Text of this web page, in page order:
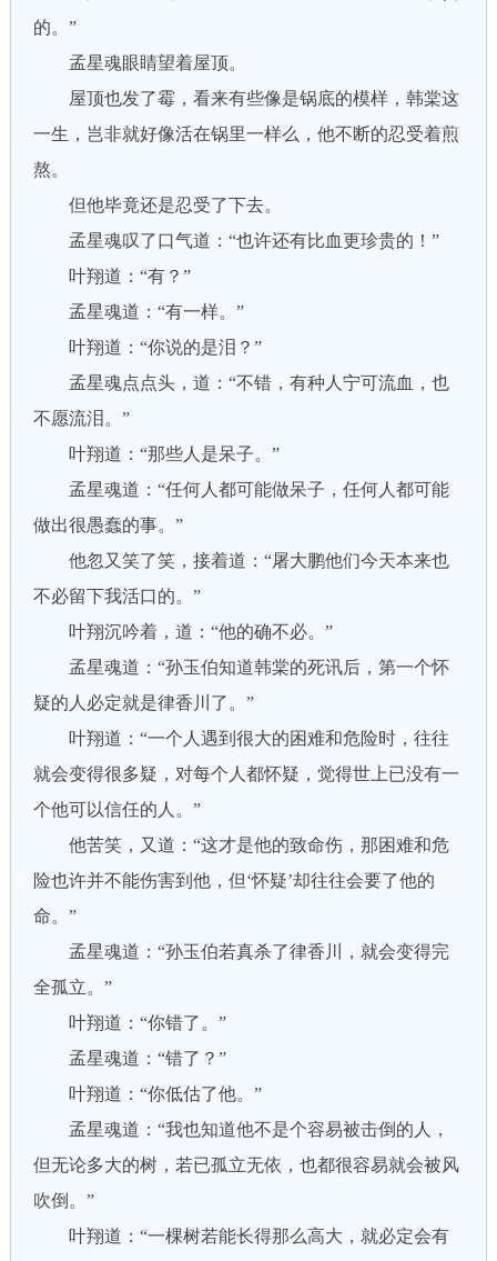
的。”
孟星魂眼睛望着屋顶。
屋顶也发了霉，看来有些像是锅底的模样，韩棠这
一生，岂非就好像活在锅里一样么，他不断的忍受着煎
熬。
但他毕竟还是忍受了下去。
孟星魂叹了口气道：“也许还有比血更珍贵的！”
叶翔道：“有？”
孟星魂道：“有一样。”
叶翔道：“你说的是泪？”
孟星魂点点头，道：“不错，有种人宁可流血，也
不愿流泪。”
叶翔道：“那些人是呆子。”
孟星魂道：“任何人都可能做呆子，任何人都可能
做出很愚蠢的事。”
他忽又笑了笑，接着道：“屠大鹏他们今天本来也
不必留下我活口的。”
叶翔沉吟着，道：“他的确不必。”
孟星魂道：“孙玉伯知道韩棠的死讯后，第一个怀
疑的人必定就是律香川了。”
叶翔道：“一个人遇到很大的困难和危险时，往往
就会变得很多疑，对每个人都怀疑，觉得世上已没有一
个他可以信任的人。”
他苦笑，又道：“这才是他的致命伤，那困难和危
险也许并不能伤害到他，但‘怀疑’却往往会要了他的
命。”
孟星魂道：“孙玉伯若真杀了律香川，就会变得完
全孤立。”
叶翔道：“你错了。”
孟星魂道：“错了？”
叶翔道：“你低估了他。”
孟星魂道：“我也知道他不是个容易被击倒的人，
但无论多大的树，若已孤立无依，也都很容易就会被风
吹倒。”
叶翔道：“一棵树若能长得那么高大，就必定会有